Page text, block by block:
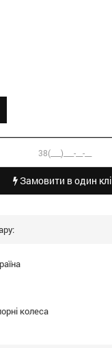
Замовити в один
колеса